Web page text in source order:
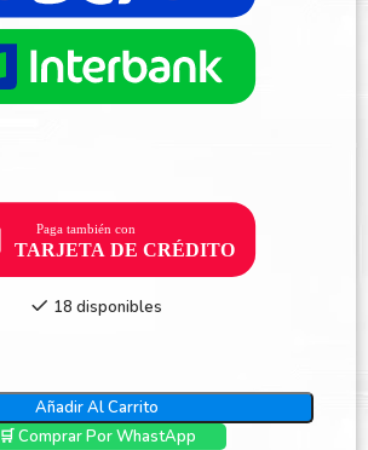
18 disponibles
Añadir Al Carrito
🛒 Comprar Por WhastApp